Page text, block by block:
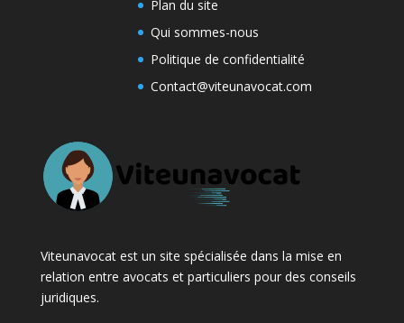
Plan du site
Qui sommes-nous
Politique de confidentialité
Contact@viteunavocat.com
Viteunavocat est un site spécialisée dans la mise en
relation entre avocats et particuliers pour des conseils
juridiques.